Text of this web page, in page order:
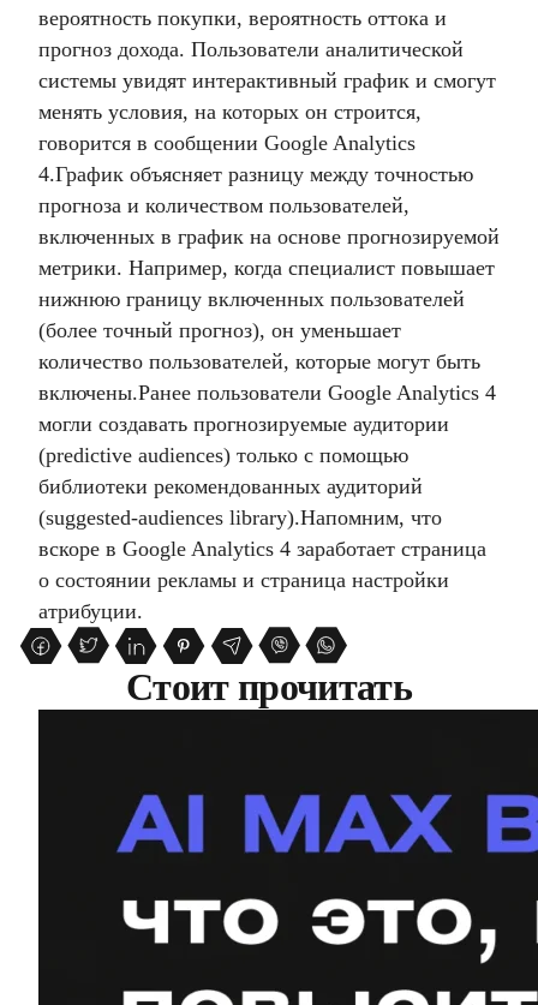
вероятность покупки, вероятность оттока и
прогноз дохода. Пользователи аналитической
системы увидят интерактивный график и смогут
менять условия, на которых он строится,
говорится в сообщении Google Analytics
4.График объясняет разницу между точностью
прогноза и количеством пользователей,
включенных в график на основе прогнозируемой
метрики. Например, когда специалист повышает
нижнюю границу включенных пользователей
(более точный прогноз), он уменьшает
количество пользователей, которые могут быть
включены.Ранее пользователи Google Analytics 4
могли создавать прогнозируемые аудитории
(predictive audiences) только с помощью
библиотеки рекомендованных аудиторий
(suggested-audiences library).Напомним, что
вскоре в Google Analytics 4 заработает страница
о состоянии рекламы и страница настройки
атрибуции.
Стоит прочитать